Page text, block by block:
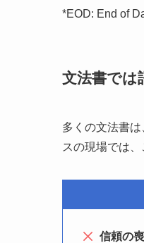
*EOD: End of
文法書では
多くの文法書
スの現場では
信頼の